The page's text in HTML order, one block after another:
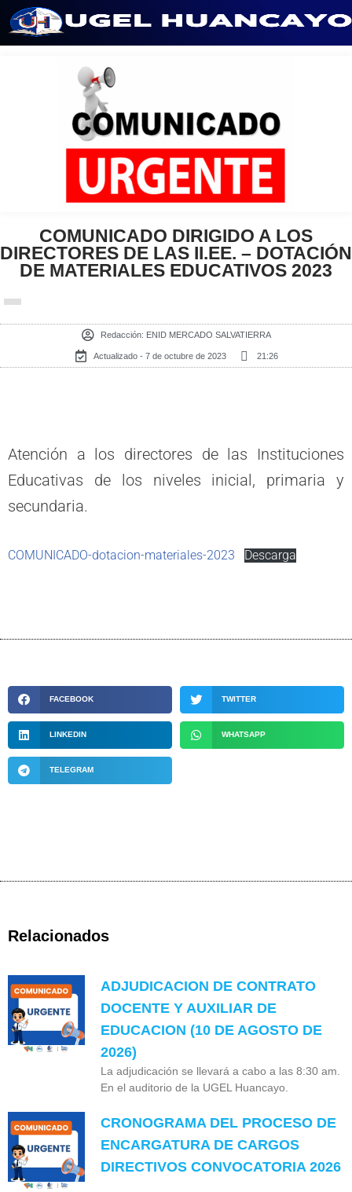
COMUNICADO DIRIGIDO A LOS
DIRECTORES DE LAS II.EE. – DOTACIÓN
DE MATERIALES EDUCATIVOS 2023
Redacción: ENID MERCADO SALVATIERRA
Actualizado - 7 de octubre de 2023 21:26
Atención a los directores de las Instituciones
Educativas de los niveles inicial, primaria y
secundaria.
COMUNICADO-dotacion-materiales-2023 Descarga
FACEBOOK TWITTER
LINKEDIN WHATSAPP
TELEGRAM
Relacionados
ADJUDICACION DE CONTRATO
DOCENTE Y AUXILIAR DE
EDUCACION (10 DE AGOSTO DE
2026)
La adjudicación se llevará a cabo a las 8:30 am.
En el auditorio de la UGEL Huancayo.
CRONOGRAMA DEL PROCESO DE
ENCARGATURA DE CARGOS
DIRECTIVOS CONVOCATORIA 2026